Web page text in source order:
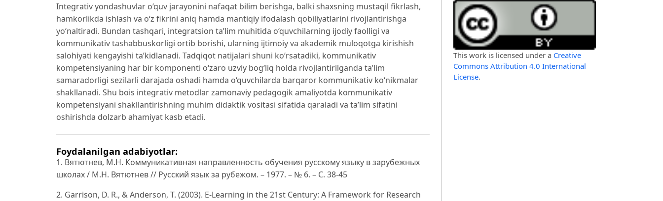
Integrativ yondashuvlar o‘quv jarayonini nafaqat bilim berishga, balki shaxsning mustaqil fikrlash,
hamkorlikda ishlash va o‘z fikrini aniq hamda mantiqiy ifodalash qobiliyatlarini rivojlantirishga
yo‘naltiradi. Bundan tashqari, integratsion ta’lim muhitida o‘quvchilarning ijodiy faolligi va
kommunikativ tashabbuskorligi ortib borishi, ularning ijtimoiy va akademik muloqotga kirishish
salohiyati kengayishi ta’kidlanadi. Tadqiqot natijalari shuni ko‘rsatadiki, kommunikativ
kompetensiyaning har bir komponenti o‘zaro uzviy bog‘liq holda rivojlantirilganda ta’lim
samaradorligi sezilarli darajada oshadi hamda o‘quvchilarda barqaror kommunikativ ko‘nikmalar
shakllanadi. Shu bois integrativ metodlar zamonaviy pedagogik amaliyotda kommunikativ
kompetensiyani shakllantirishning muhim didaktik vositasi sifatida qaraladi va ta’lim sifatini
oshirishda dolzarb ahamiyat kasb etadi.
Foydalanilgan adabiyotlar:
1. Вятютнев, М.Н. Коммуникативная направленность обучения русскому языку в зарубежных
школах / М.Н. Вятютнев // Русский язык за рубежом. – 1977. – № 6. – С. 38-45
2. Garrison, D. R., & Anderson, T. (2003). E-Learning in the 21st Century: A Framework for Research
This work is licensed under a Creative
Commons Attribution 4.0 International
License.